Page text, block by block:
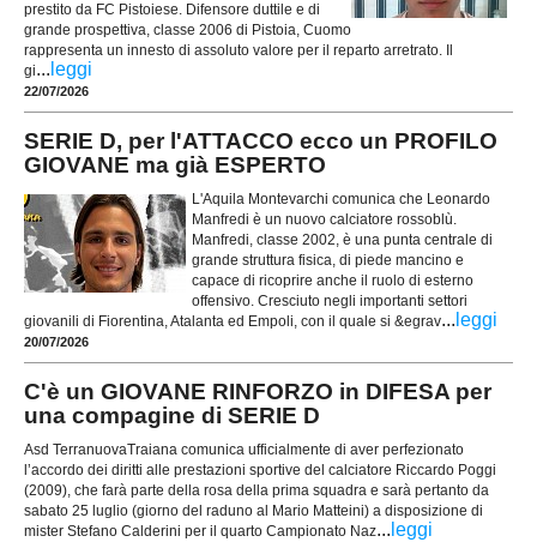
prestito da FC Pistoiese. Difensore duttile e di
grande prospettiva, classe 2006 di Pistoia, Cuomo
rappresenta un innesto di assoluto valore per il reparto arretrato. Il
gi... leggi
22/07/2026
SERIE D, per l'ATTACCO ecco un PROFILO
GIOVANE ma già ESPERTO
L'Aquila Montevarchi comunica che Leonardo
Manfredi è un nuovo calciatore rossoblù.
Manfredi, classe 2002, è una punta centrale di
grande struttura fisica, di piede mancino e
capace di ricoprire anche il ruolo di esterno
offensivo. Cresciuto negli importanti settori
giovanili di Fiorentina, Atalanta ed Empoli, con il quale si &egrav... leggi
20/07/2026
C'è un GIOVANE RINFORZO in DIFESA per
una compagine di SERIE D
Asd TerranuovaTraiana comunica ufficialmente di aver perfezionato
l’accordo dei diritti alle prestazioni sportive del calciatore Riccardo Poggi
(2009), che farà parte della rosa della prima squadra e sarà pertanto da
sabato 25 luglio (giorno del raduno al Mario Matteini) a disposizione di
mister Stefano Calderini per il quarto Campionato Naz... leggi